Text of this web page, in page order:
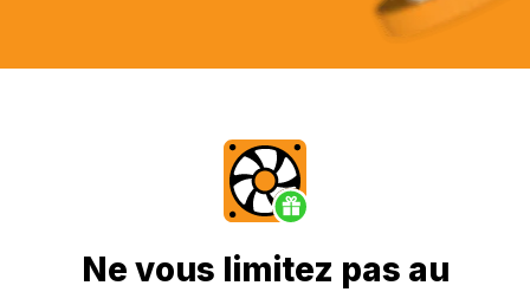
Ne vous limitez pas au